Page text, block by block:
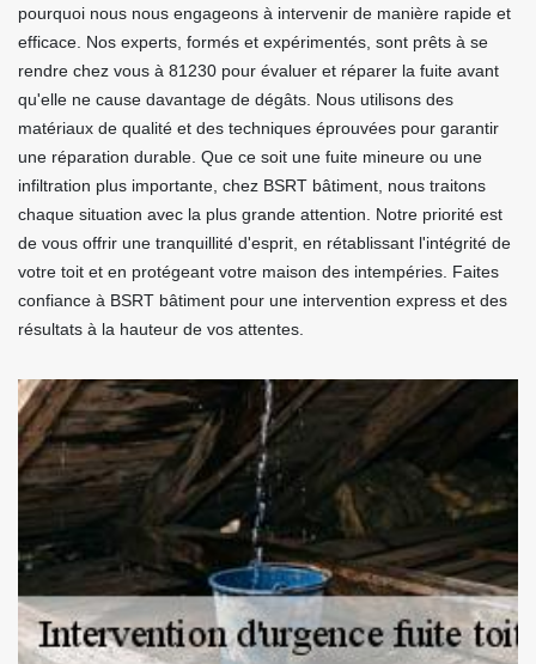
pourquoi nous nous engageons à intervenir de manière rapide et
efficace. Nos experts, formés et expérimentés, sont prêts à se
rendre chez vous à 81230 pour évaluer et réparer la fuite avant
qu'elle ne cause davantage de dégâts. Nous utilisons des
matériaux de qualité et des techniques éprouvées pour garantir
une réparation durable. Que ce soit une fuite mineure ou une
infiltration plus importante, chez BSRT bâtiment, nous traitons
chaque situation avec la plus grande attention. Notre priorité est
de vous offrir une tranquillité d'esprit, en rétablissant l'intégrité de
votre toit et en protégeant votre maison des intempéries. Faites
confiance à BSRT bâtiment pour une intervention express et des
résultats à la hauteur de vos attentes.